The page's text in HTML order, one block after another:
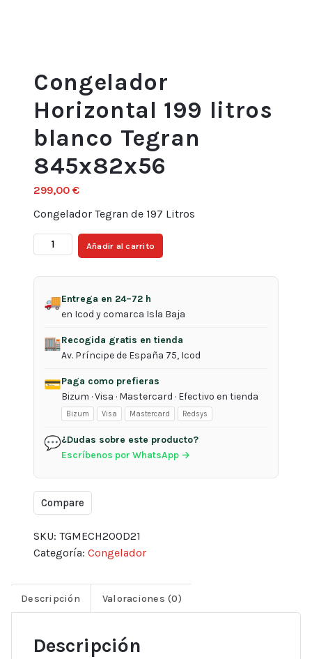
Congelador
Horizontal 199 litros
blanco Tegran
845x82x56
299,00 €
Congelador Tegran de 197 Litros
Congelador
Horizontal
199
blanco
845x82x56
cantidad
Añadir al carrito
🚚Entrega en 24–72 h
en Icod y comarca Isla Baja
🏬Recogida gratis en tienda
Av. Príncipe de España 75, Icod
💳Paga como prefieras
Bizum · Visa · Mastercard · Efectivo en tienda
Bizum Visa Mastercard Redsys
💬¿Dudas sobre este producto?
Escríbenos por WhatsApp →
Compare
SKU: TGMECH200D21
Categoría: Congelador
Descripción Valoraciones (0)
Descripción